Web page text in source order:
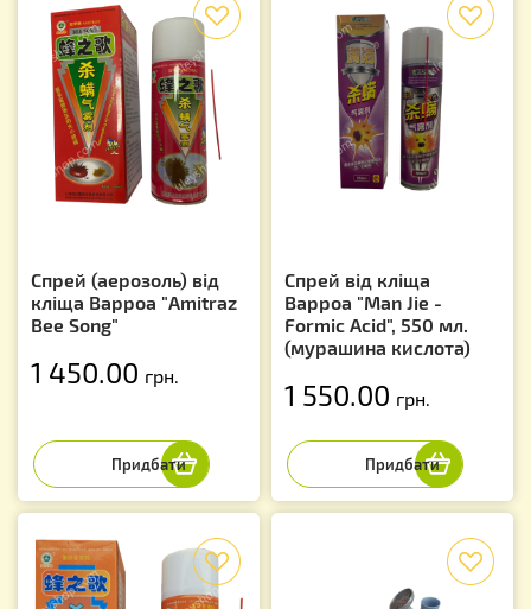
Спрей (аерозоль) від
кліща Варроа "Amitraz
Bee Song"
1 450.00 грн.
Спрей від кліща
Варроа "Man Jie -
Formic Acid", 550 мл.
(мурашина кислота)
1 550.00 грн.